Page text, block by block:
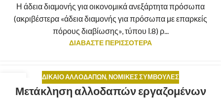
Η άδεια διαμονής για οικονομικά ανεξάρτητα πρόσωπα
(ακριβέστερα «άδεια διαμονής για πρόσωπα με επαρκείς
πόρους διαβίωσης», τύπου Ι.8) ρ...
ΔΙΑΒΑΣΤΕ ΠΕΡΙΣΣΟΤΕΡΑ
ΜΆΙ
ΔΊΚΑΙΟ ΑΛΛΟΔΑΠΏΝ,ΝΟΜΙΚΈΣ ΣΥΜΒΟΥΛΈΣ
Μετάκληση αλλοδαπών εργαζομένων